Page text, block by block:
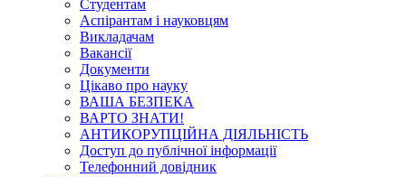
Студентам
Аспірантам і науковцям
Викладачам
Вакансії
Документи
Цікаво про науку
ВАША БЕЗПЕКА
ВАРТО ЗНАТИ!
АНТИКОРУПЦІЙНА ДІЯЛЬНІСТЬ
Доступ до публічної інформації
Телефонний довідник